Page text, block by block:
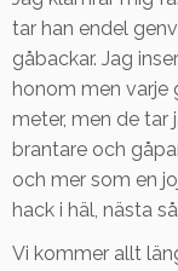
tar han endel
gåbackar. Jag
honom men varje
meter, men de tar
brantare och
och mer som en
hack i häl, nästa
Vi kommer allt